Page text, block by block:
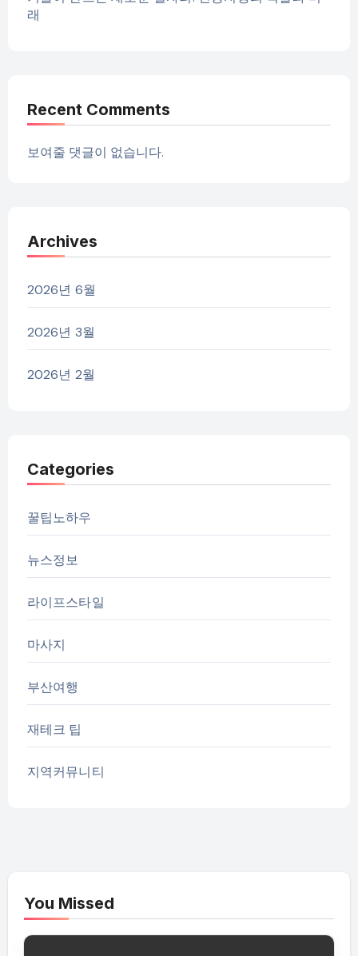
래
Recent Comments
보여줄 댓글이 없습니다.
Archives
2026년 6월
2026년 3월
2026년 2월
Categories
꿀팁노하우
뉴스정보
라이프스타일
마사지
부산여행
재테크 팁
지역커뮤니티
You Missed